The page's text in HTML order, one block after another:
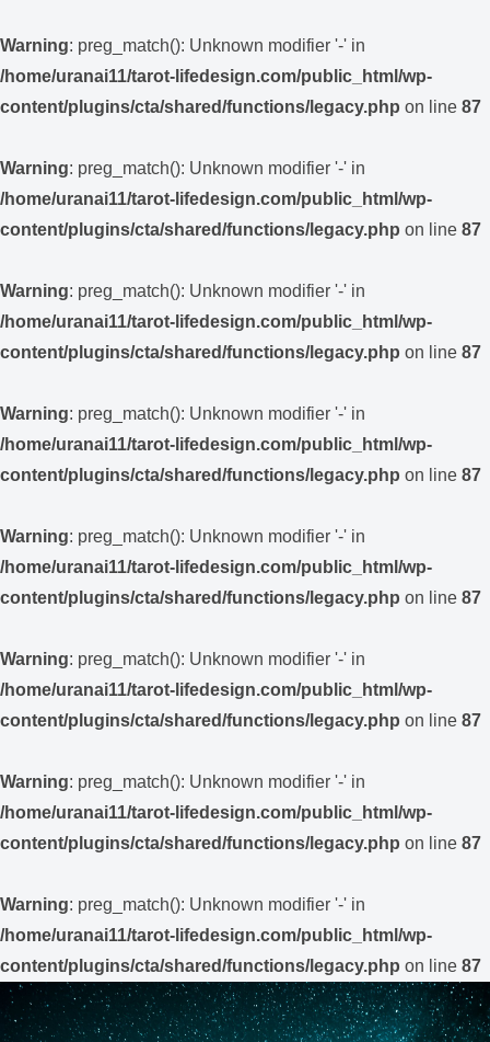
Warning: preg_match(): Unknown modifier '-' in
/home/uranai11/tarot-lifedesign.com/public_html/wp-
content/plugins/cta/shared/functions/legacy.php on line 87
Warning: preg_match(): Unknown modifier '-' in
/home/uranai11/tarot-lifedesign.com/public_html/wp-
content/plugins/cta/shared/functions/legacy.php on line 87
Warning: preg_match(): Unknown modifier '-' in
/home/uranai11/tarot-lifedesign.com/public_html/wp-
content/plugins/cta/shared/functions/legacy.php on line 87
Warning: preg_match(): Unknown modifier '-' in
/home/uranai11/tarot-lifedesign.com/public_html/wp-
content/plugins/cta/shared/functions/legacy.php on line 87
Warning: preg_match(): Unknown modifier '-' in
/home/uranai11/tarot-lifedesign.com/public_html/wp-
content/plugins/cta/shared/functions/legacy.php on line 87
Warning: preg_match(): Unknown modifier '-' in
/home/uranai11/tarot-lifedesign.com/public_html/wp-
content/plugins/cta/shared/functions/legacy.php on line 87
Warning: preg_match(): Unknown modifier '-' in
/home/uranai11/tarot-lifedesign.com/public_html/wp-
content/plugins/cta/shared/functions/legacy.php on line 87
Warning: preg_match(): Unknown modifier '-' in
/home/uranai11/tarot-lifedesign.com/public_html/wp-
content/plugins/cta/shared/functions/legacy.php on line 87